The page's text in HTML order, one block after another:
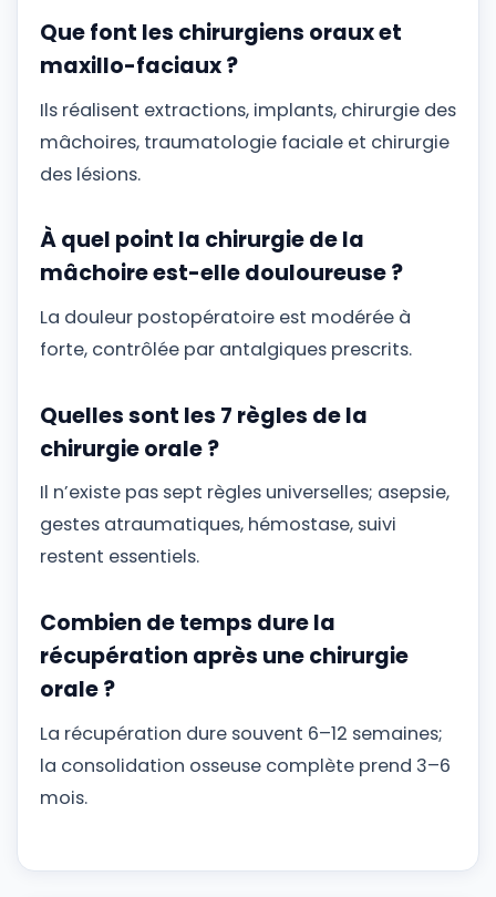
Que font les chirurgiens oraux et
maxillo-faciaux ?
Ils réalisent extractions, implants, chirurgie des
mâchoires, traumatologie faciale et chirurgie
des lésions.
À quel point la chirurgie de la
mâchoire est-elle douloureuse ?
La douleur postopératoire est modérée à
forte, contrôlée par antalgiques prescrits.
Quelles sont les 7 règles de la
chirurgie orale ?
Il n’existe pas sept règles universelles; asepsie,
gestes atraumatiques, hémostase, suivi
restent essentiels.
Combien de temps dure la
récupération après une chirurgie
orale ?
La récupération dure souvent 6–12 semaines;
la consolidation osseuse complète prend 3–6
mois.